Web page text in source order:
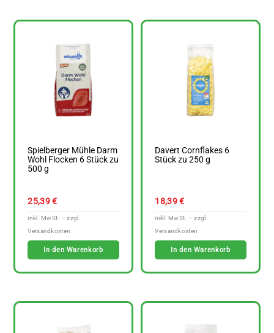
Spielberger Mühle Darm
Wohl Flocken 6 Stück zu
500 g
25,39€
In den Warenkorb
Davert Cornflakes 6
Stück zu 250 g
18,39€
In den Warenkorb